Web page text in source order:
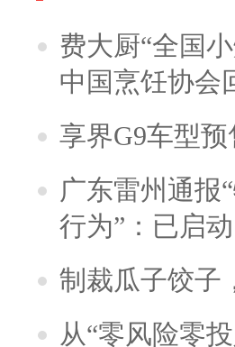
费大厨“全国
中国烹饪协会
享界G9车型
广东雷州通报
行为”：已启
制裁瓜子饺子
从“零风险零